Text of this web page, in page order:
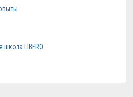
школа LIBERO